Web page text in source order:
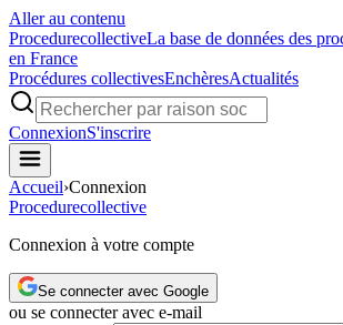
Aller au contenu
ProcedurecollectiveLa base de données des
en France
Procédures collectivesEnchèresActualités
ConnexionS'inscrire
Accueil›Connexion
Procedurecollective
Connexion à votre compte
Se connecter avec Google
ou se connecter avec e-mail